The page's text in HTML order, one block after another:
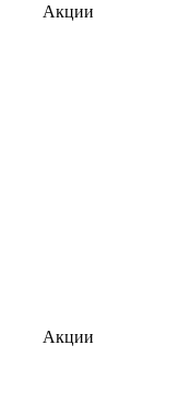
Акции
Акции